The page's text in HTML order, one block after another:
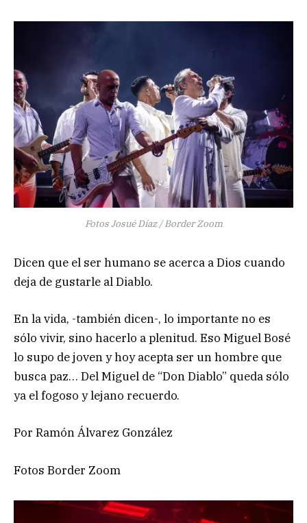
Fotos Josué Díaz / Border Zoom
Dicen que el ser humano se acerca a Dios cuando
deja de gustarle al Diablo.
En la vida, -también dicen-, lo importante no es
sólo vivir, sino hacerlo a plenitud. Eso Miguel Bosé
lo supo de joven y hoy acepta ser un hombre que
busca paz… Del Miguel de “Don Diablo” queda sólo
ya el fogoso y lejano recuerdo.
Por Ramón Álvarez González
Fotos Border Zoom